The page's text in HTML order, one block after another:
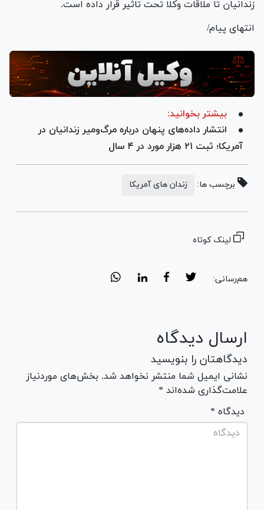
زندانیان تا ملاقات وکلا تحت تاثیر قرار داده است.
انتهای پیام/
بیشتر بخوانید:
انتشار داده‌های پنهان درباره مرگ‌ومیر زندانیان در
آمریکا؛ ثبت ۲۱ هزار مورد در ۴ سال
برچسب ها: زندان های آمریکا
لینک کوتاه
هم‌رسانی:
ارسال دیدگاه
دیدگاهتان را بنویسید
نشانی ایمیل شما منتشر نخواهد شد. بخش‌های موردنیاز
علامت‌گذاری شده‌اند *
* دیدگاه